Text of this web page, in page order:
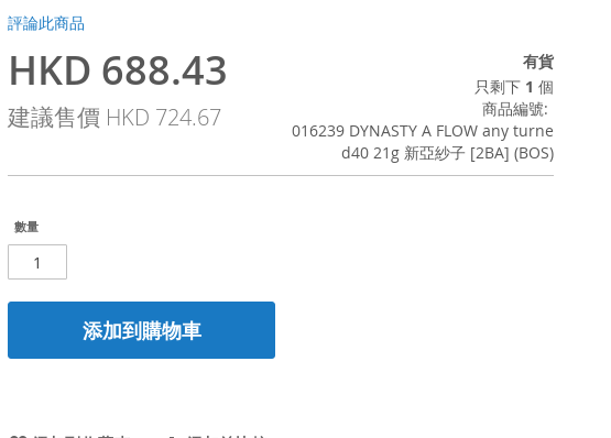
評論此商品
特
殊
價
HKD 688.43
建議售價 HKD 724.67
有貨
只剩下 1 個
商品編號
016239 DYNASTY A FLOW any turne
d40 21g 新亞紗子 [2BA] (BOS)
數量
添加到購物車